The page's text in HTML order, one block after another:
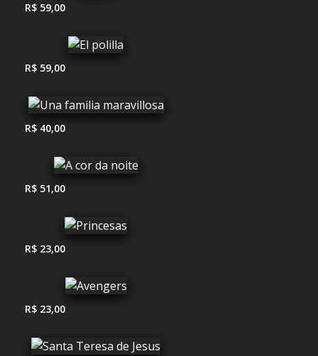
R$ 59,00
R$ 59,00
R$ 40,00
R$ 51,00
R$ 23,00
R$ 23,00